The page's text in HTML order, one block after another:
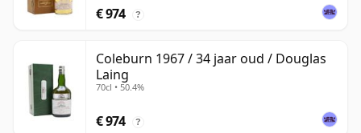
€ 974 ?
Coleburn 1967 / 34 jaar oud / Douglas
Laing
70cl • 50.4%
€ 974 ?